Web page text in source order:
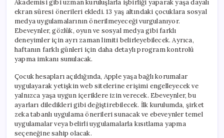
Akademisi gibi uzman kuruluşlarla işbirliği yaparak yaşa dayalı
ekran süresi önerileri ekledi. 13 yaş altındaki çocuklara sosyal
medya uygulamalarının önerilmeyeceği vurgulanıyor.
Ebeveynler, gözlük, oyun ve sosyal medya gibi farklı
deneyimler için ayrı zaman limiti belirleyebilecek. Ayrıca,
haftanın farklı günleri için daha detaylı program kontrolü
yapma imkanı sunulacak.
Çocuk hesapları açıldığında, Apple yaşa bağlı korumalar
uygulayarak yetişkin web sitelerine erişimi engelleyecek ve
yalnızca yaşa uygun içeriklere izin verecek. Ebeveynler, bu
ayarları diledikleri gibi değiştirebilecek. İlk kurulumda, şirket
zeka tabanlı uygulama önerileri sunacak ve ebeveynler temel
uygulamalar veya belirli uygulamalarla kısıtlama yapma
seçeneğine sahip olacak.